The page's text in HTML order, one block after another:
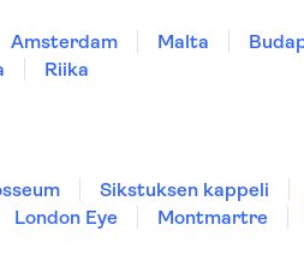
Amsterdam Malta
Riika
Sikstuksen kappeli
London Eye Montmartre